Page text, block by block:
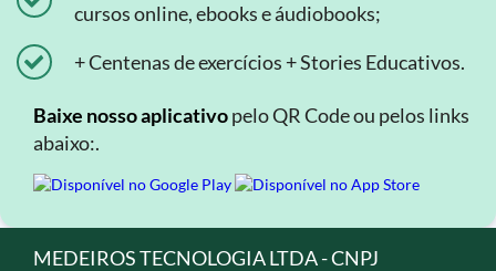
cursos online, ebooks e áudiobooks;
+ Centenas de exercícios + Stories Educativos.
Baixe nosso aplicativopelo QR Code ou pelos links
abaixo:.
MEDEIROS TECNOLOGIA LTDA - CNPJ